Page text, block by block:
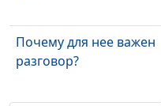
Почему для нее важен
разговор?